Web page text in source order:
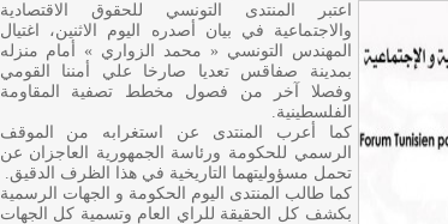
اعتبر المنتدى التونسي للحقوق الاقتصادية
والاجتماعية في بيان أصدره اليوم الاثنين، اغتيال
المهندس التونسي « محمد الزواري » أمام منزله
بمدينة صفاقس تعديا صارخا علي أمننا القومي
وفصلا آخر من فصول مخطط تصفية المقاومة
الفلسطينية.
كما أعرب المنتدى عن استغرابه من الموقف
الرسمي للحكومة ورئاسة الجمهورية العاجزان عن
تحمل مسؤوليتهما التاريخية في هذا الظرف الدقيق.
كما طالب المنتدى اليوم الحكومة و الجهات الرسمية
بكشف كل الحقيقة للراي العام وتسمية كل الجهات